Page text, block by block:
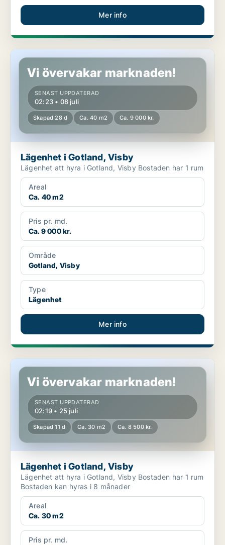
Mer info
Lägenhet i Gotland, Visby
Vi övervakar marknaden!
SENAST UPPDATERAD
02:23 • 08 juli
Skapad 28 d Ca. 40 m2 Ca. 9 000 kr.
Lägenhet i Gotland, Visby
Lägenhet att hyra i Gotland, Visby Bostaden har 1 rum
Areal
Ca. 40 m2
Pris pr. md.
Ca. 9 000 kr.
Område
Gotland, Visby
Type
Lägenhet
Mer info
Lägenhet i Gotland, Visby
Vi övervakar marknaden!
SENAST UPPDATERAD
02:19 • 25 juli
Skapad 11 d Ca. 30 m2 Ca. 8 500 kr.
Lägenhet i Gotland, Visby
Lägenhet att hyra i Gotland, Visby Bostaden har 1 rum
Bostaden kan hyras i 8 månader
Areal
Ca. 30 m2
Pris pr. md.